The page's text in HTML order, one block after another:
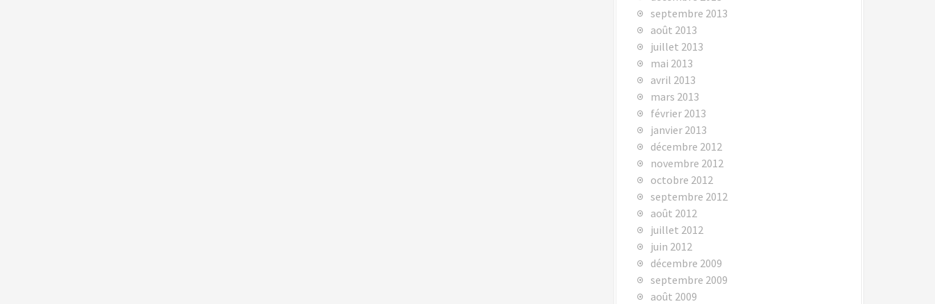
septembre 2013
août 2013
juillet 2013
mai 2013
avril 2013
mars 2013
février 2013
janvier 2013
décembre 2012
novembre 2012
octobre 2012
septembre 2012
août 2012
juillet 2012
juin 2012
décembre 2009
septembre 2009
août 2009